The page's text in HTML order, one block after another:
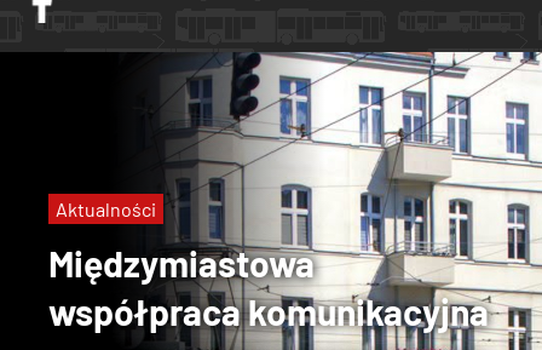
Międzymiastowa
współpraca komunikacyjna
Aktualności